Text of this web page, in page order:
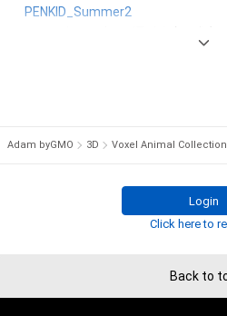
アイテムの保有者が有する権利」の
ル、リバースエンジニアリングを含
PENKID_Summer2
・フクロウ（3種類）▶adam.jp/
adam.jp/
Adam byGMO 3D Voxel Animal Collection
Login
Click here to
Back to